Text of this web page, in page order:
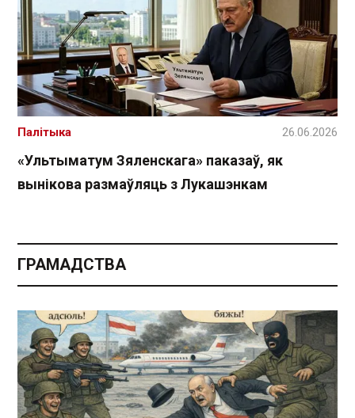
«Ультыматум Зяленскага» паказаў, як
вынікова размаўляць з Лукашэнкам
Палітыка 26.06.2026
ГРАМАДСТВА